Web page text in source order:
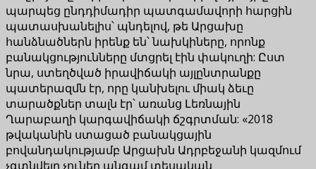
պարպեց ընդդիմադիր պատգամավորի հարցին
պատասխանելիս՝ պնդելով, թե Արցախը
հանձնածներն իրենք են՝ նախկիները, որոնք
բանակցությունները մտցրել էին փակուղի: Ըստ
նրա, ստեղծված իրավիճակի այլընտրանքը
պատերազմն էր, որը կանխելու միակ ձեւը
տարածքներ տալն էր՝ առանց Լեռնային
Ղարաբաղի կարգավիճակի ճշգրտման: «2018
թվականին ստացած բանակցային
բովանդակությամբ Արցախն Ադրբեջանի կազմում
չգտնվելը չուներ անգամ տեսական